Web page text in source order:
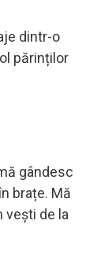
dintr-o
părinților
gândesc
brațe. Mă
vești de la